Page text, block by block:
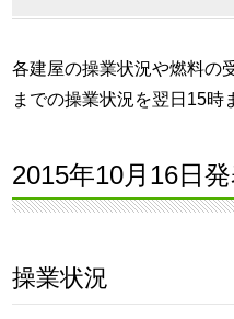
各建屋の操業状況や燃料の
までの操業状況を翌日15時
2015年10月16日
操業状況